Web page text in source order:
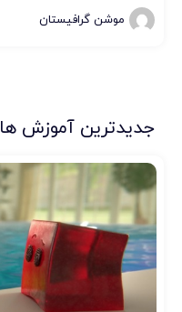
موشن گرافیستان
جدیدترین آموزش ها